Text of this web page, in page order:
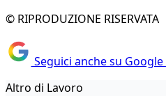
© RIPRODUZIONE RISERVATA
Seguici anche su
Altro di Lavoro